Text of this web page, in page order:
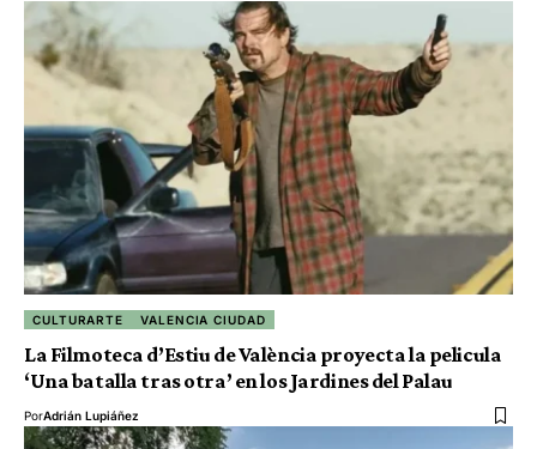
CULTURARTE VALENCIA CIUDAD
La Filmoteca d’Estiu de València proyecta la pelicula
‘Una batalla tras otra’ en los Jardines del Palau
PorAdrián Lupiáñez